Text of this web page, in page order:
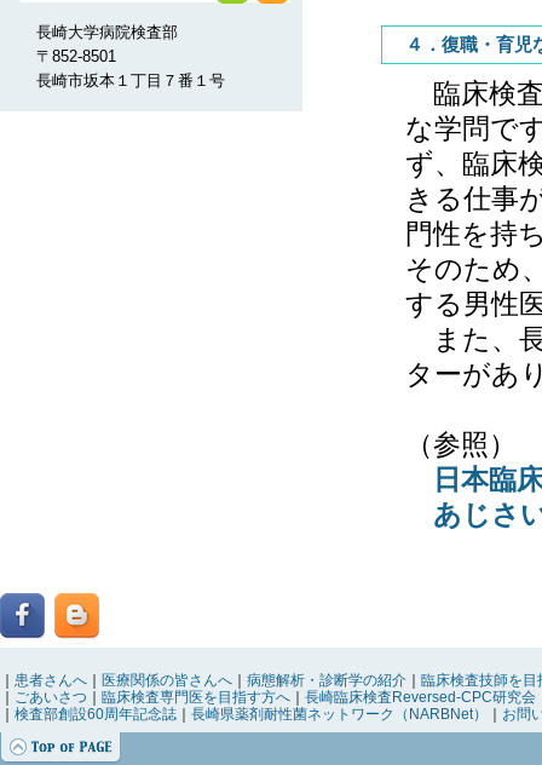
長崎大学病院検査部
〒852-8501
長崎市坂本１丁目７番１号
４．復職・育児
臨床検
な学問で
ず、臨床
きる仕事
門性を持
そのため
する男性
また、
ターがあ
（参照）
日本臨
あじさ
｜ 患者さんへ ｜ 医療関係の皆さんへ ｜ 病態解析・診断学の紹介 ｜ 臨床検査技師を目
｜ ごあいさつ ｜ 臨床検査専門医を目指す方へ ｜ 長崎臨床検査Reversed-CPC研究会
｜ 検査部創設60周年記念誌 ｜ 長崎県薬剤耐性菌ネットワーク（NARBNet） ｜ お問